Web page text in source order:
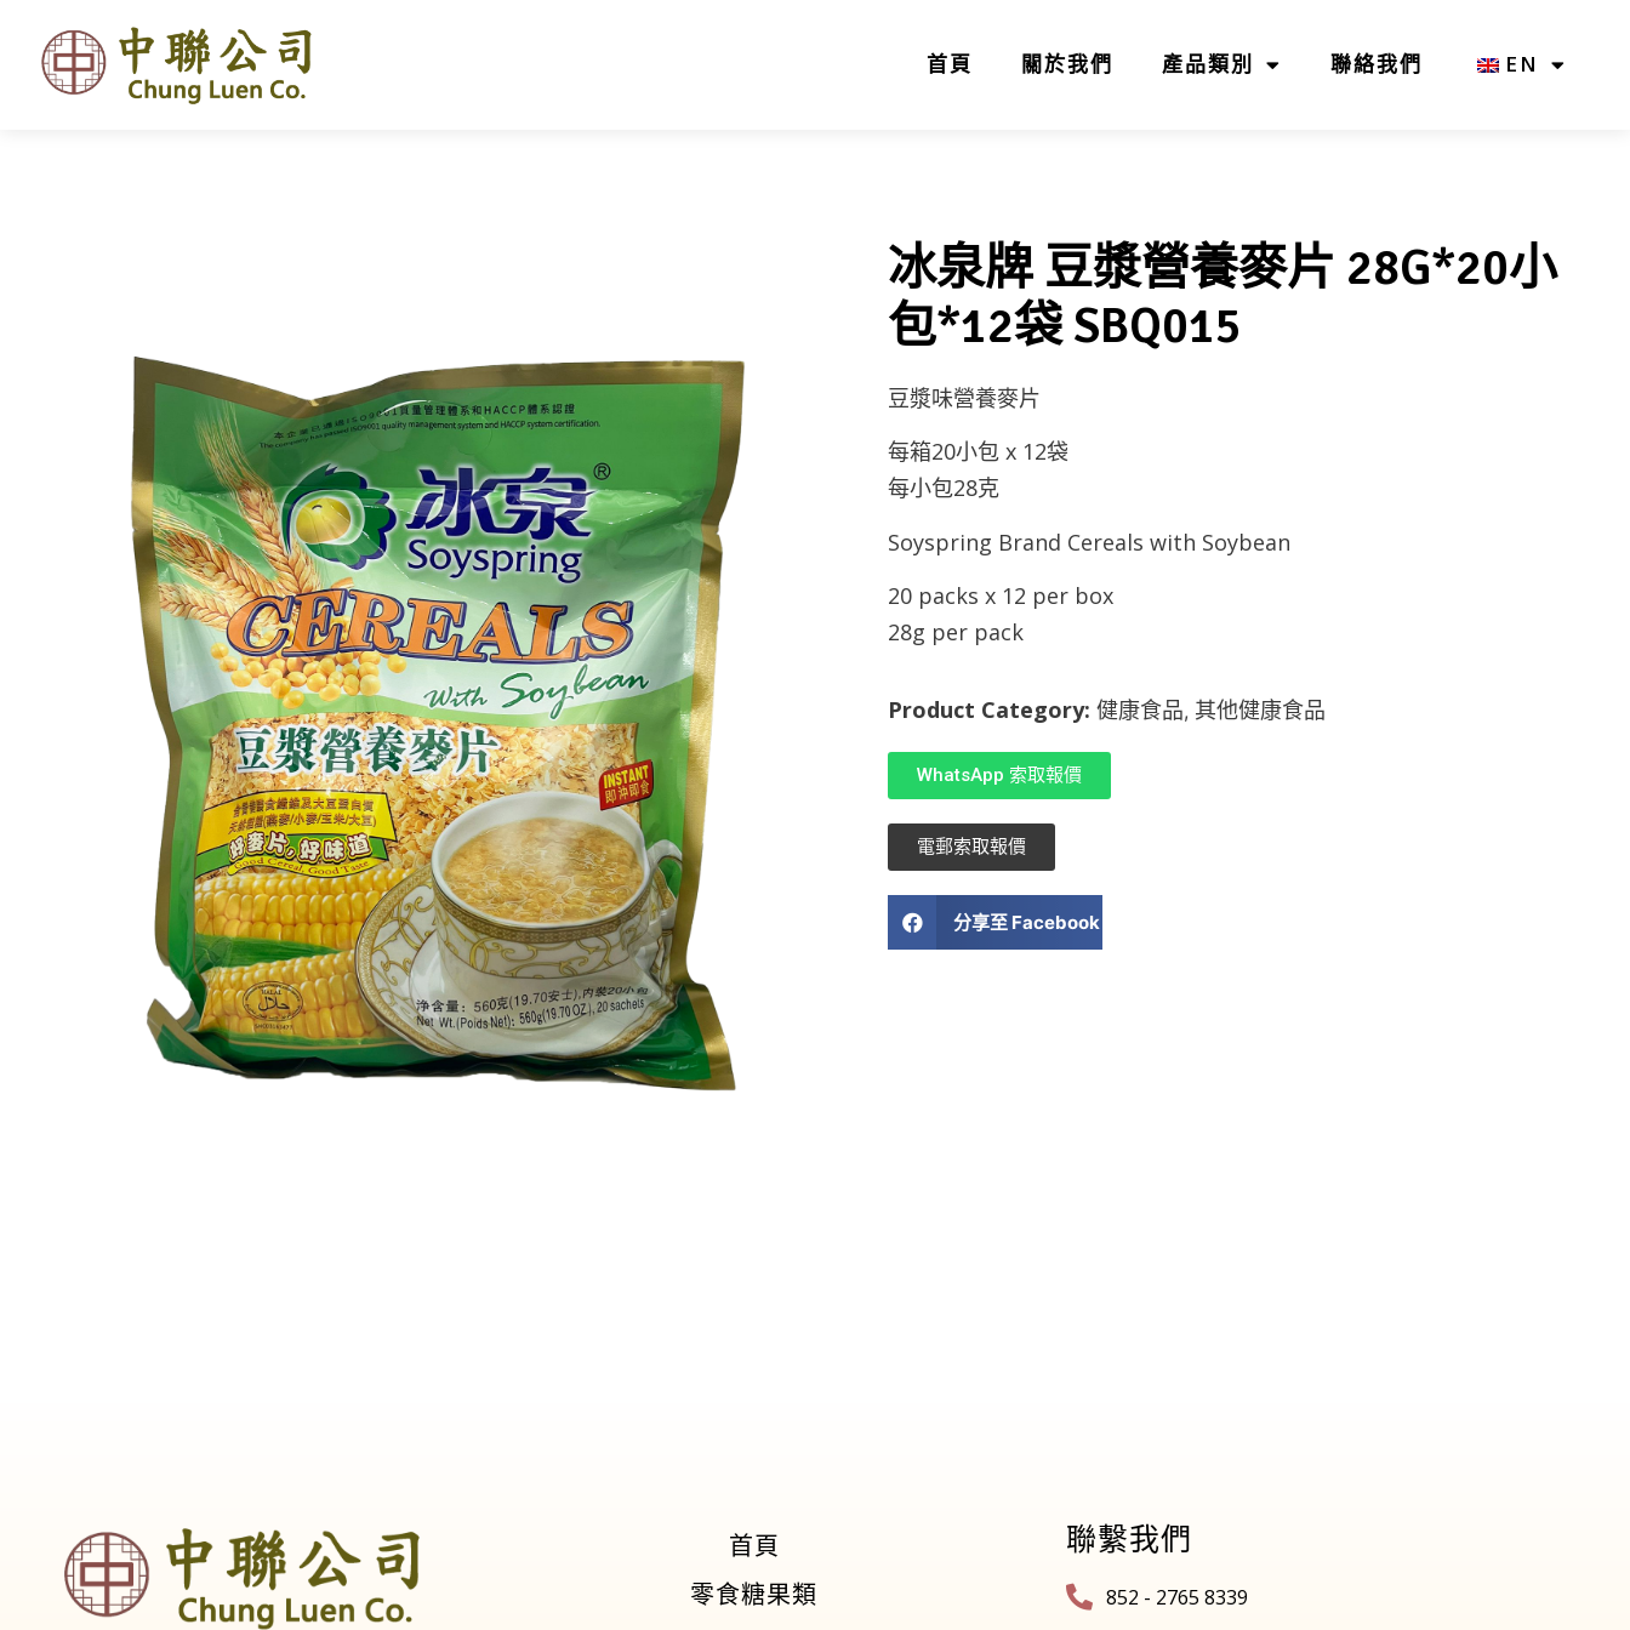
首頁 關於我們 產品類別 聯絡我們 EN
冰泉牌 豆漿營養麥片 28G*20小
包*12袋 SBQ015
豆漿味營養麥片
每箱20小包 x 12袋
每小包28克
Soyspring Brand Cereals with Soybean
20 packs x 12 per box
28g per pack
Product Category: 健康食品, 其他健康食品
WhatsApp 索取報價
電郵索取報價
分享至 Facebook
首頁
零食糖果類
聯繫我們
852 - 2765 8339